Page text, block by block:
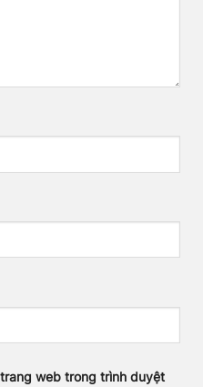
web trong trình duyệt